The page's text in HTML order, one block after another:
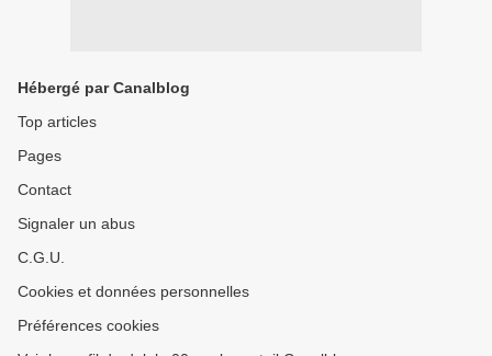
Hébergé par Canalblog
Top articles
Pages
Contact
Signaler un abus
C.G.U.
Cookies et données personnelles
Préférences cookies